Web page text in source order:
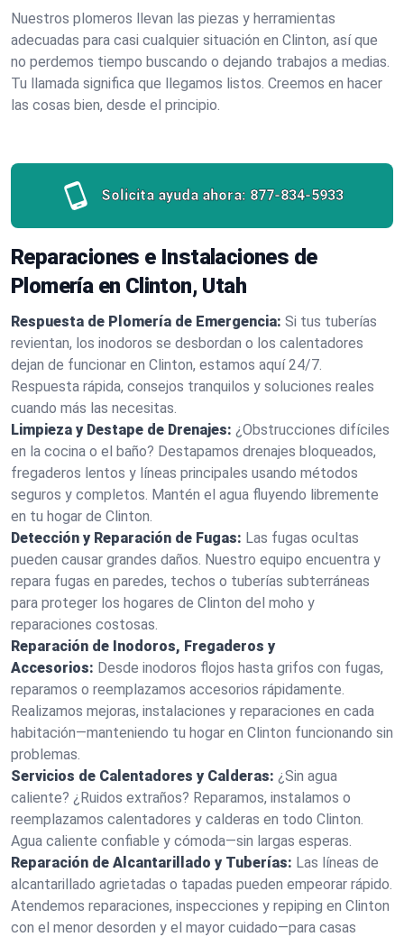
Nuestros plomeros llevan las piezas y herramientas
adecuadas para casi cualquier situación en Clinton, así que
no perdemos tiempo buscando o dejando trabajos a medias.
Tu llamada significa que llegamos listos. Creemos en hacer
las cosas bien, desde el principio.
Solicita ayuda ahora: 877-834-5933
Reparaciones e Instalaciones de
Plomería en Clinton, Utah
Respuesta de Plomería de Emergencia: Si tus tuberías
revientan, los inodoros se desbordan o los calentadores
dejan de funcionar en Clinton, estamos aquí 24/7.
Respuesta rápida, consejos tranquilos y soluciones reales
cuando más las necesitas.
Limpieza y Destape de Drenajes: ¿Obstrucciones difíciles
en la cocina o el baño? Destapamos drenajes bloqueados,
fregaderos lentos y líneas principales usando métodos
seguros y completos. Mantén el agua fluyendo libremente
en tu hogar de Clinton.
Detección y Reparación de Fugas: Las fugas ocultas
pueden causar grandes daños. Nuestro equipo encuentra y
repara fugas en paredes, techos o tuberías subterráneas
para proteger los hogares de Clinton del moho y
reparaciones costosas.
Reparación de Inodoros, Fregaderos y
Accesorios: Desde inodoros flojos hasta grifos con fugas,
reparamos o reemplazamos accesorios rápidamente.
Realizamos mejoras, instalaciones y reparaciones en cada
habitación—manteniendo tu hogar en Clinton funcionando sin
problemas.
Servicios de Calentadores y Calderas: ¿Sin agua
caliente? ¿Ruidos extraños? Reparamos, instalamos o
reemplazamos calentadores y calderas en todo Clinton.
Agua caliente confiable y cómoda—sin largas esperas.
Reparación de Alcantarillado y Tuberías: Las líneas de
alcantarillado agrietadas o tapadas pueden empeorar rápido.
Atendemos reparaciones, inspecciones y repiping en Clinton
con el menor desorden y el mayor cuidado—para casas